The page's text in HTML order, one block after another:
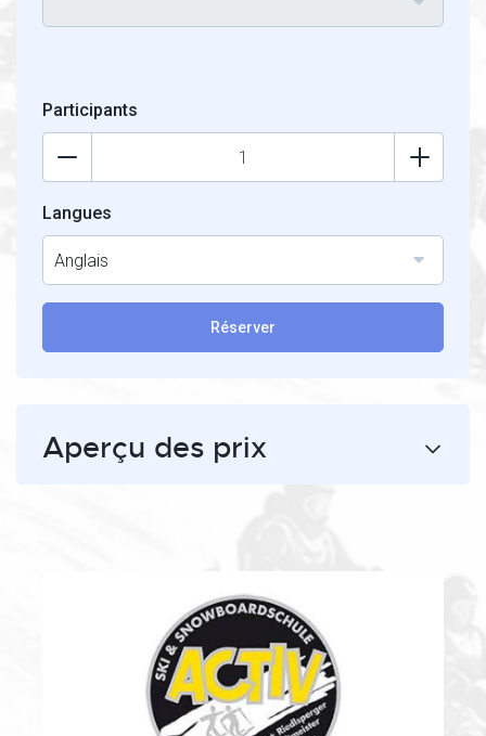
Participants
Langues
Anglais
Réserver
Aperçu des prix